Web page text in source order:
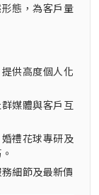
態，為客戶量
供高度個人化
媒體與客戶互
禮花球專研及
細節及最新價